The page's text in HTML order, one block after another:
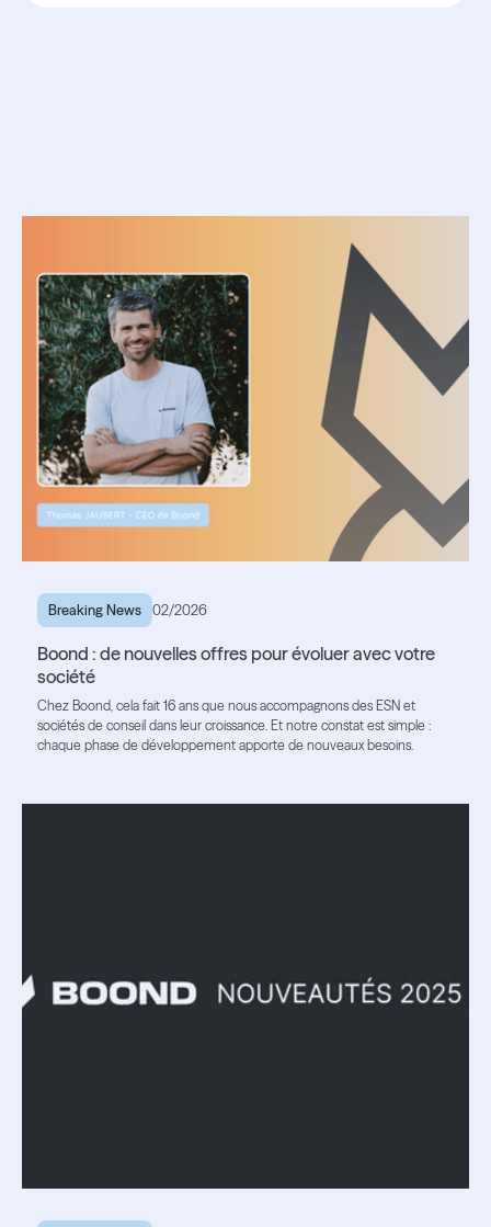
Breaking News 02/2026
Boond : de nouvelles offres pour évoluer avec votre
société
Chez Boond, cela fait 16 ans que nous accompagnons des ESN et
sociétés de conseil dans leur croissance. Et notre constat est simple :
chaque phase de développement apporte de nouveaux besoins.